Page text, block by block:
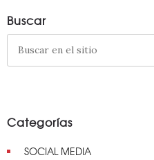
Buscar
Categorías
SOCIAL MEDIA